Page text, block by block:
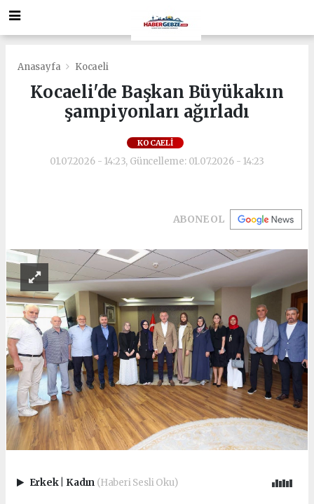
Anasayfa Kocaeli
Kocaeli'de Başkan Büyükakın
şampiyonları ağırladı
KOCAELI
01.07.2026 - 14:23, Güncelleme: 01.07.2026 - 14:23
ABONE OL
Erkek Kadın (Haberi Sesli Oku)